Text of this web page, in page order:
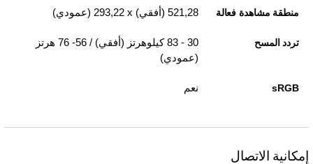
منطقة مشاهدة فعالة 521,28 (أفقي) x‏ 293,22 (عمودي)
تردد المسح
30 - 83 كيلوهرتز (أفقي) / 56- 76 هرتز
(عمودي)
sRGB نعم
إمكانية الاتصال